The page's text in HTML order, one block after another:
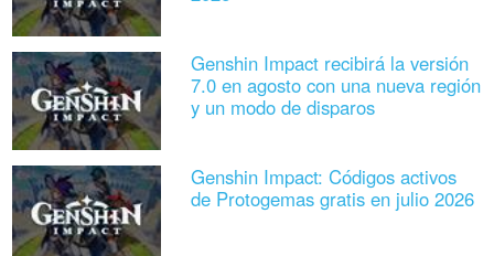
Genshin Impact recibirá la versión
7.0 en agosto con una nueva región
y un modo de disparos
Genshin Impact: Códigos activos
de Protogemas gratis en julio 2026